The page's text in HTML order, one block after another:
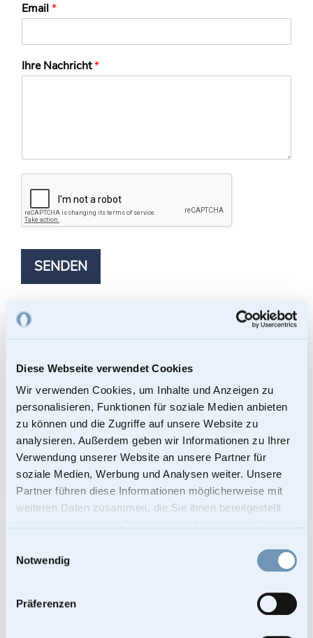
Diese Webseite verwendet Cookies
Wir verwenden Cookies, um Inhalte und Anzeigen zu
personalisieren, Funktionen für soziale Medien anbieten
zu können und die Zugriffe auf unsere Website zu
analysieren. Außerdem geben wir Informationen zu Ihrer
Verwendung unserer Website an unsere Partner für
soziale Medien, Werbung und Analysen weiter. Unsere
Partner führen diese Informationen möglicherweise mit
weiteren Daten zusammen, die Sie ihnen bereitgestellt
Notwendig
Präferenzen
Email*
Ihre Nachricht*
SENDEN